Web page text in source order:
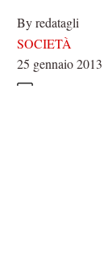
By redatagli
SOCIETÀ
25 gennaio 2013